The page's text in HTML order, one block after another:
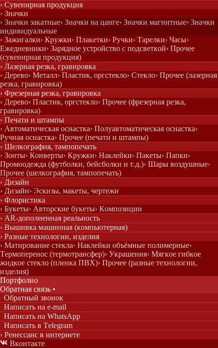
› Сувенирная продукция
› Значки
› Значки закатные› Значки на цанге› Значки магнитные› Значки
индивидуальные
› Зажигалки› Кружки› Плакетки› Ручки› Тарелки› Часы›
Ежедневники› Зарядное устройство с подсветкой› Прочее
(сувенирная продукция)
› Лазерная резка, гравировка
› Дерево› Металл› Пластик, оргстекло› Стекло› Прочее (лазерная
резка, гравировка)
› Фрезерная резка, гравировка
› Дерево› Пластик, оргстекло› Прочее (фрезерная резка,
гравировка)
› Печати и штампы
› Автоматическая оснастка› Полуавтоматическая оснастка›
Ручная оснастка› Прочее (печати и штампы)
› Шелкография, тампопечать
› Зонты› Конверты› Кружки› Наклейки› Пакеты› Папки›
Промоодежда (футболки, бейсболки и т.д.)› Шары воздушные›
Прочее (шелкография, тампопечать)
› Дизайн
› Дизайн› Эскизы, макеты, чертежи
› Флористика
› Букеты› Авторские букеты› Композиции
› AR-дополненная реальность
› Вышивка машинная (компьютерная)
› Разные технологии, изделия
› Матирование стекла› Наклейки объёмные полимерные›
Термоперенос (термотрансфер)› Украшения› Мягкое гибкое
жидкое стекло (пленка ПВХ)› Прочее (разные технологии,
изделия)
Портфолио
Обратная связь •
Обратный звонок
Написать на e-mail
Написать на WhatsApp
Написать в Telegram
› Ренессанс в интернете
 Вконтакте